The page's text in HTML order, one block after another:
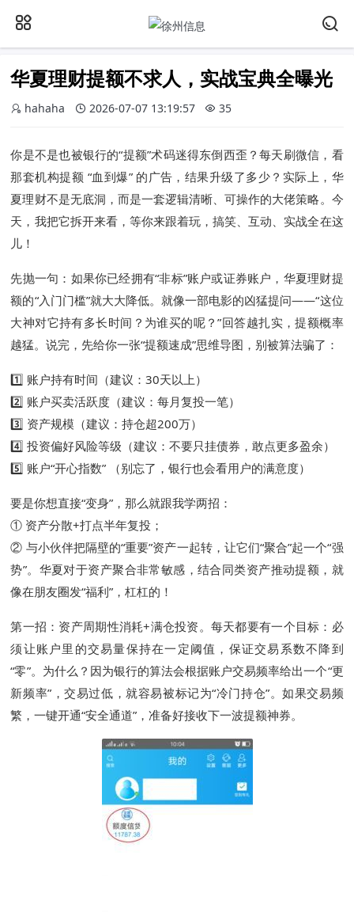
华夏理财提额不求人，实战宝典全曝光
hahaha 2026-07-07 13:19:57 35
你是不是也被银行的“提额”术码迷得东倒西歪？每天刷微信，看
那套机构提额 “血到爆” 的广告，结果升级了多少？实际上，华
夏理财不是无底洞，而是一套逻辑清晰、可操作的大佬策略。今
天，我把它拆开来看，等你来跟着玩，搞笑、互动、实战全在这
儿！
先抛一句：如果你已经拥有“非标”账户或证券账户，华夏理财提
额的“入门门槛”就大大降低。就像一部电影的凶猛提问——“这位
大神对它持有多长时间？为谁买的呢？”回答越扎实，提额概率
越猛。说完，先给你一张“提额速成”思维导图，别被算法骗了：
1️⃣ 账户持有时间（建议：30天以上）
2️⃣ 账户买卖活跃度（建议：每月复投一笔）
3️⃣ 资产规模（建议：持仓超200万）
4️⃣ 投资偏好风险等级（建议：不要只挂债券，敢点更多盈余）
5️⃣ 账户“开心指数” （别忘了，银行也会看用户的满意度）
要是你想直接“变身”，那么就跟我学两招：
① 资产分散+打点半年复投；
② 与小伙伴把隔壁的“重要”资产一起转，让它们“聚合”起一个“强
势”。华夏对于资产聚合非常敏感，结合同类资产推动提额，就
像在朋友圈发“福利”，杠杠的！
第一招：资产周期性消耗+满仓投资。每天都要有一个目标：必
须让账户里的交易量保持在一定阈值，保证交易系数不降到
“零”。为什么？因为银行的算法会根据账户交易频率给出一个“更
新频率”，交易过低，就容易被标记为“冷门持仓”。如果交易频
繁，一键开通“安全通道”，准备好接收下一波提额神券。